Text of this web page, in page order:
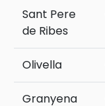
Sant Pere
de Ribes
Olivella
Granyena